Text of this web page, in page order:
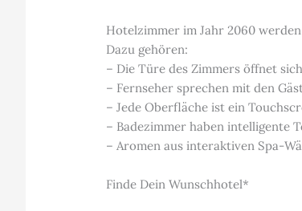
Hotelzimmer im Jahr 2060
Dazu gehören:
– Die Türe des Zimmers öffnet
– Fernseher sprechen mit den
– Jede Oberfläche ist ein
– Badezimmer haben intelligente
– Aromen aus interaktiven Spa-
Finde Dein Wunschhotel*